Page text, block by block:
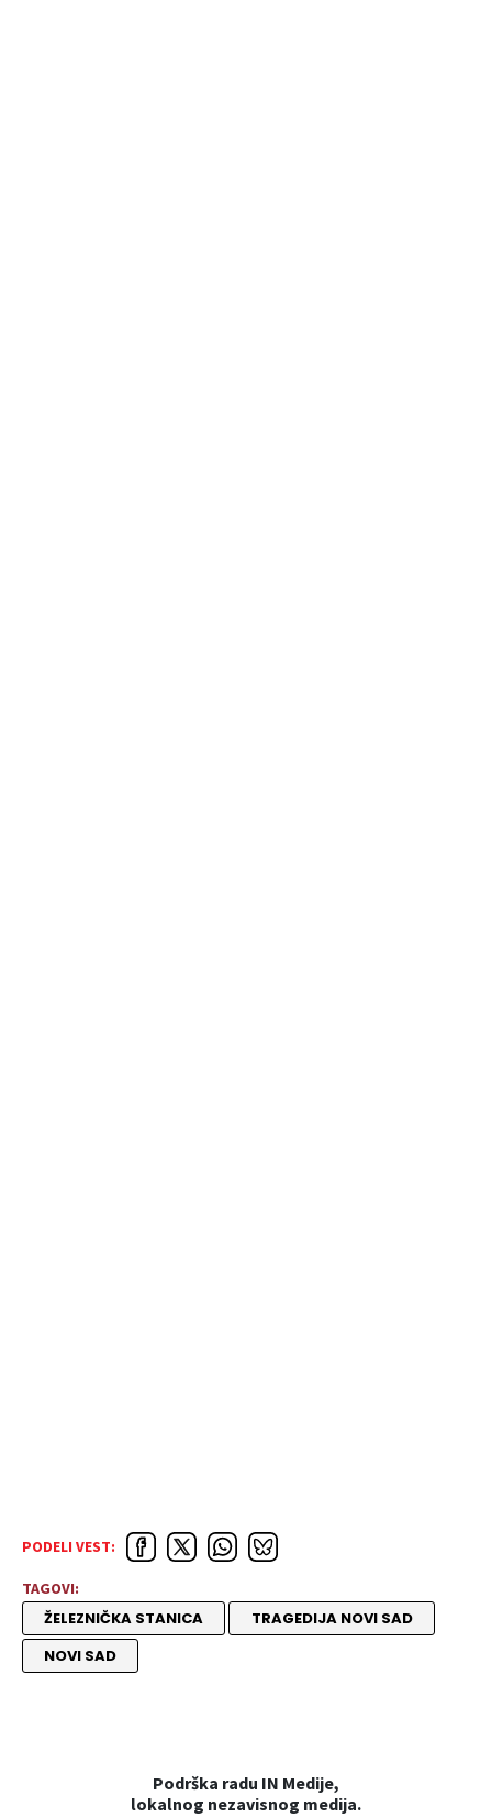
PODELI VEST:
TAGOVI:
ŽELEZNIČKA STANICA
TRAGEDIJA NOVI SAD
NOVI SAD
Podrška radu IN Medije,
lokalnog nezavisnog medija.